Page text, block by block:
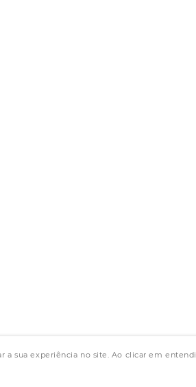
sua experiência no site. Ao clicar em